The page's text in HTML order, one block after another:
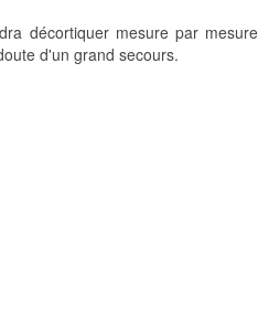
décortiquer mesure par
d'un grand secours.